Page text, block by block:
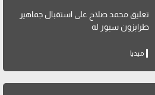
تعليق محمد صلاح على استقبال جماهير
طرابزون سبور له
ميديا